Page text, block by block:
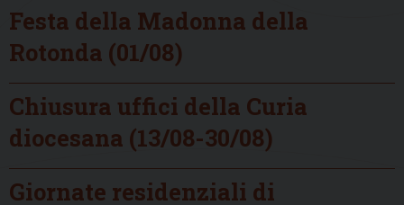
Festa della Madonna della
Rotonda (01/08)
Chiusura uffici della Curia
diocesana (13/08-30/08)
Giornate residenziali di